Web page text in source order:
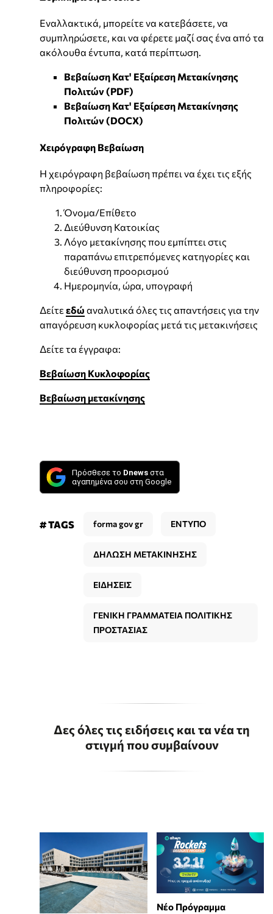
Εναλλακτικά, μπορείτε να κατεβάσετε, να
συμπληρώσετε, και να φέρετε μαζί σας ένα από τα
ακόλουθα έντυπα, κατά περίπτωση.
Βεβαίωση Κατ' Εξαίρεση Μετακίνησης
Πολιτών (PDF)
Βεβαίωση Κατ' Εξαίρεση Μετακίνησης
Πολιτών (DOCX)
Χειρόγραφη Βεβαίωση
Η χειρόγραφη βεβαίωση πρέπει να έχει τις εξής
πληροφορίες:
Όνομα/Επίθετο
Διεύθυνση Κατοικίας
Λόγο μετακίνησης που εμπίπτει στις
παραπάνω επιτρεπόμενες κατηγορίες και
διεύθυνση προορισμού
Ημερομηνία, ώρα, υπογραφή
Δείτεεδώ αναλυτικά όλες τις απαντήσεις για την
απαγόρευση κυκλοφορίας μετά τις μετακινήσεις
Δείτε τα έγγραφα:
Βεβαίωση Κυκλοφορίας
Βεβαίωση μετακίνησης
Πρόσθεσε το Dnews στα
αγαπημένα σου στη Google
# TAGS forma gov gr ΕΝΤΥΠΟ
ΔΗΛΩΣΗ ΜΕΤΑΚΙΝΗΣΗΣ
ΕΙΔΗΣΕΙΣ
ΓΕΝΙΚΗ ΓΡΑΜΜΑΤΕΙΑ ΠΟΛΙΤΙΚΗΣ
ΠΡΟΣΤΑΣΙΑΣ
Δες όλες τις ειδήσεις και τα νέα τη
στιγμή που συμβαίνουν
Νέο Πρόγραμμα